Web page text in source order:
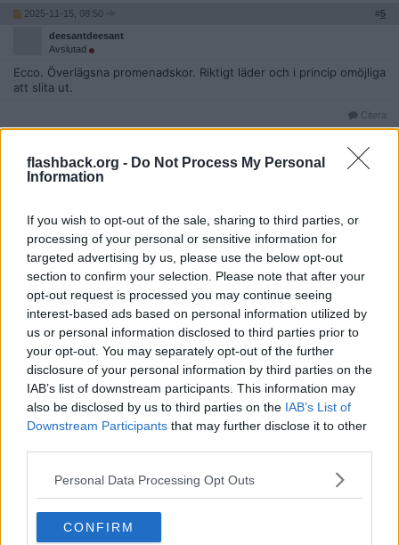
flashback.org - Do Not Process My Personal
Information
If you wish to opt-out of the sale, sharing to third parties, or
processing of your personal or sensitive information for
targeted advertising by us, please use the below opt-out
section to confirm your selection. Please note that after your
opt-out request is processed you may continue seeing
interest-based ads based on personal information utilized by
us or personal information disclosed to third parties prior to
your opt-out. You may separately opt-out of the further
disclosure of your personal information by third parties on the
IAB’s list of downstream participants. This information may
also be disclosed by us to third parties on the IAB’s List of
Downstream Participants that may further disclose it to other
Personal Data Processing Opt Outs
CONFIRM
2025-11-15, 08:50 #5
deesantdeesant
Avslutad
Ecco. Överlägsna promenadskor. Riktigt läder och i princip omöjliga
att slita ut.
Citera
2025-11-15, 10:16
https://riekershop.se/
KamratBlue
Inlägg: 32 479
Om det är en vintersko så Ecco Track. Är underbar att gå i.
https://se.ecco.com/produkt/ecco-track-25/831714/53010
Det finns billigare affär.
https://www.engelsons.se/artikel/ecco-rugged-track-wp-brun-82
CooolaFlickan2014
Medlem